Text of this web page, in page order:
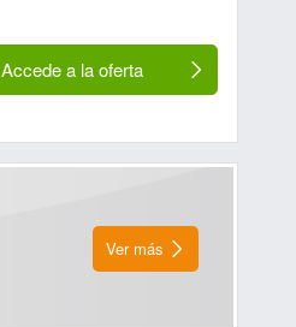
Accede a la oferta
Ver más